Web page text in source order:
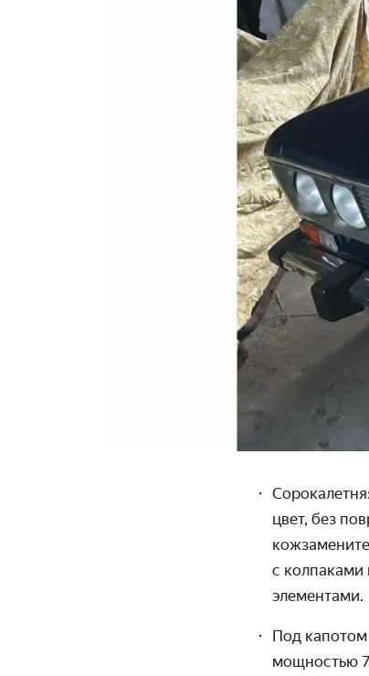
цвет, без
с
элементами.
Под капотом
мощностью